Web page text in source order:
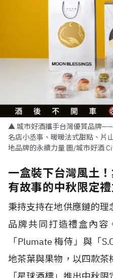
▲ 城市好酒攜手台灣優質品牌——
名店小丞事、暖暖法式甜點、片
地品牌的永續力量 圖/城市好酒
一盒裝下台灣風土
有故事的中秋限定
秉持支持在地供應鏈的
品牌共同打造禮盒內
「Plumate 梅侍」與「
地茶葉與果物，以四款